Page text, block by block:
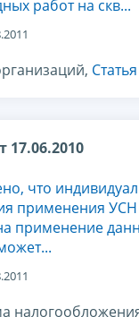
работ на скв...
17.06.2010
что
применения УСН
применение